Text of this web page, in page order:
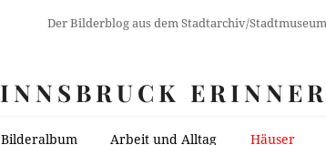
Der Bilderblog aus dem Stadtarchiv/
INNSBRUCK
Bilderalbum Arbeit und Alltag Häuser